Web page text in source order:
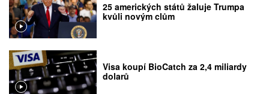
25 amerických států žaluje Trumpa
kvůli novým clům
Visa koupí BioCatch za 2,4 miliardy
dolarů